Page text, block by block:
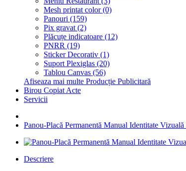
Mesh printat color (0)
Panouri (159)
Pix gravat (2)
Plăcuțe indicatoare (12)
PNRR (19)
Sticker Decorativ (1)
Suport Plexiglas (20)
Tablou Canvas (56)
Afiseaza mai multe Producție Publicitară
Birou Copiat Acte
Servicii
Panou-Placă Permanentă Manual Identitate
Descriere